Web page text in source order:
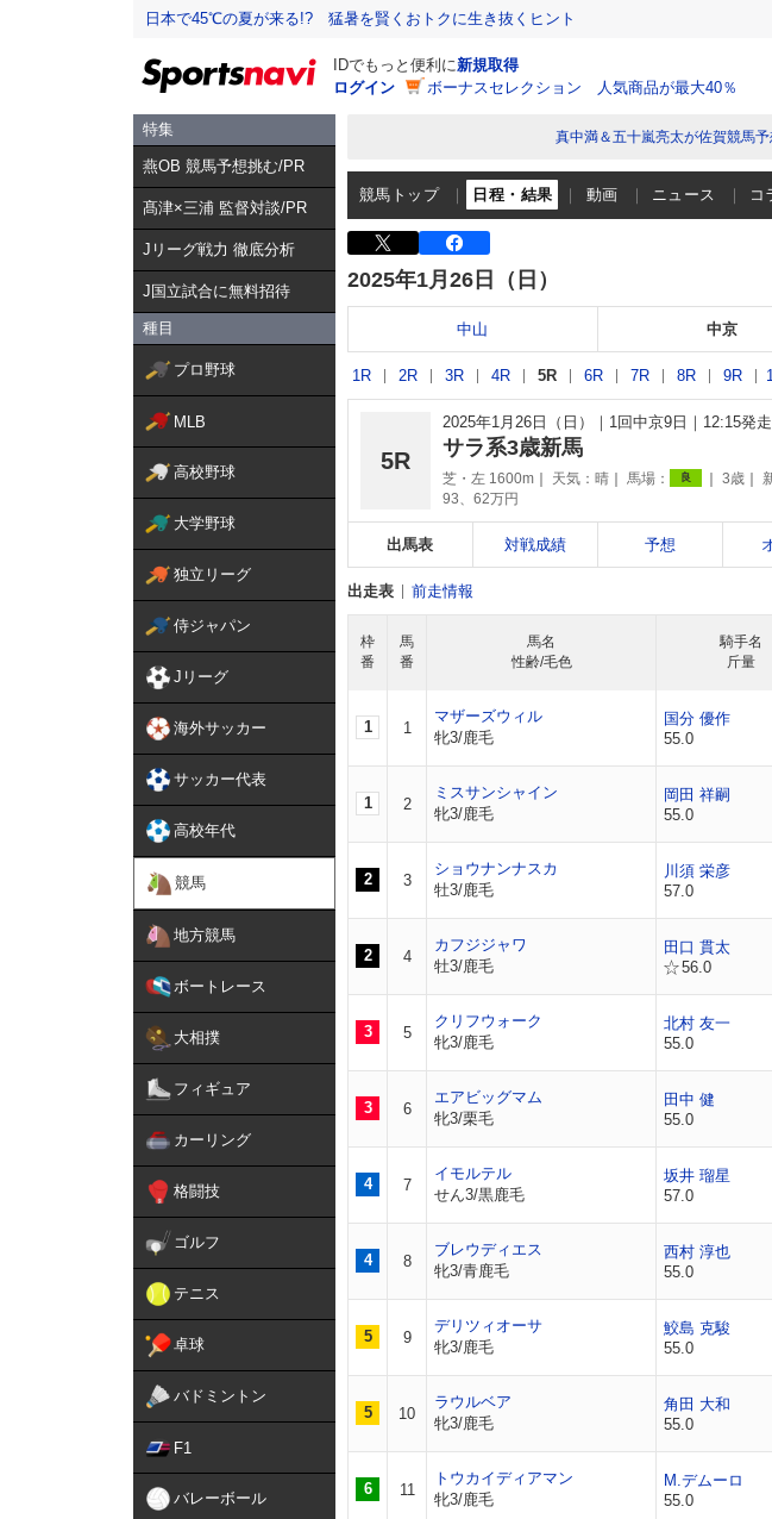
日本で45℃の夏が来る!? 猛暑を賢くおトクに生き抜くヒント
IDでもっと便利に新規取得
ログイン
ボーナスセレクション 人気商品が最大40％
特集
燕OB 競馬予想挑む/PR
髙津×三浦 監督対談/PR
Jリーグ戦力 徹底分析
J国立試合に無料招待
種目
プロ野球
MLB
高校野球
大学野球
独立リーグ
侍ジャパン
Jリーグ
海外サッカー
サッカー代表
高校年代
競馬
地方競馬
ボートレース
大相撲
フィギュア
カーリング
格闘技
ゴルフ
テニス
卓球
バドミントン
F1
バレーボール
真中満＆五十嵐亮太が佐賀競馬予
競馬トップ 日程・結果 動画 ニュース コ
2025年1月26日（日）
中山 中京
1R 2R 3R 4R 5R 6R 7R 8R 9R
5R
2025年1月26日（日） 1回中京9日 12:15発走
サラ系3歳新馬
芝・左 1600m 天気： 晴 馬場： 良 3歳
93、62万円
出馬表 対戦成績 予想
出走表 前走情報
枠
番
馬
番
馬名
性齢/毛色
騎手名
斤量
1 1
マザーズウィル
牝3/鹿毛
国分 優作
55.0
1 2
ミスサンシャイン
牝3/鹿毛
岡田 祥嗣
55.0
2 3
ショウナンナスカ
牡3/鹿毛
川須 栄彦
57.0
2 4
カフジジャワ
牡3/鹿毛
田口 貫太
56.0
3 5
クリフウォーク
牝3/鹿毛
北村 友一
55.0
3 6
エアビッグマム
牝3/栗毛
田中 健
55.0
4 7
イモルテル
せん3/黒鹿毛
坂井 瑠星
57.0
4 8
ブレウディエス
牝3/青鹿毛
西村 淳也
55.0
5 9
デリツィオーサ
牝3/鹿毛
鮫島 克駿
55.0
5 10
ラウルベア
牝3/鹿毛
角田 大和
55.0
6 11
トウカイディアマン
牝3/鹿毛
M.デムーロ
55.0